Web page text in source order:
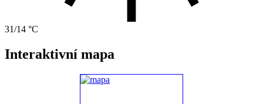
31/14 °C
Interaktivní mapa